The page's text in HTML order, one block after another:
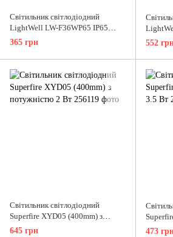
Світильник світлодіодний
LightWell LW-F36WP65 IP65
6500K 36 Вт
365 грн
6500K
552
Світильник світлодіодний
Superfire XYD05 (400mm) з
потужністю 2 Вт
645 грн
3.5 Вт
473